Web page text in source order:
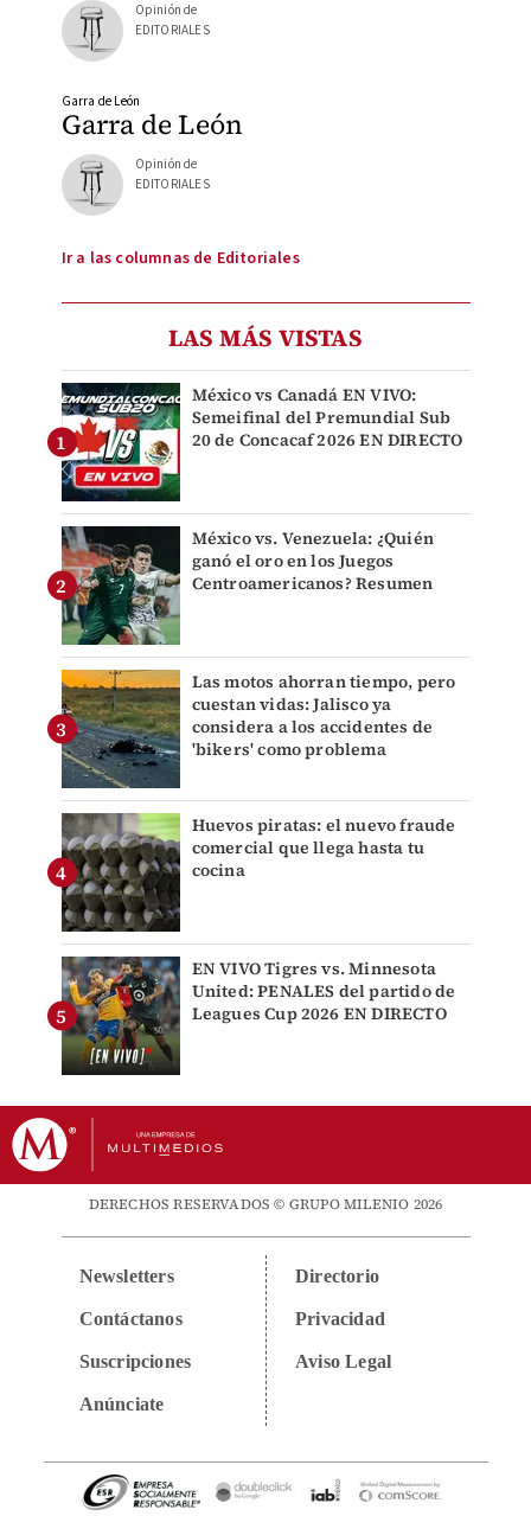
Opinión de
EDITORIALES
Garra de León
Garra de León
Opinión de
EDITORIALES
Ir a las columnas de Editoriales
LAS MÁS VISTAS
México vs Canadá EN VIVO:
Semeifinal del Premundial Sub
20 de Concacaf 2026 EN DIRECTO
México vs. Venezuela: ¿Quién
ganó el oro en los Juegos
Centroamericanos? Resumen
Las motos ahorran tiempo, pero
cuestan vidas: Jalisco ya
considera a los accidentes de
'bikers' como problema
Huevos piratas: el nuevo fraude
comercial que llega hasta tu
cocina
EN VIVO Tigres vs. Minnesota
United: PENALES del partido de
Leagues Cup 2026 EN DIRECTO
DERECHOS RESERVADOS © GRUPO MILENIO 2026
Newsletters
Contáctanos
Suscripciones
Anúnciate
Directorio
Privacidad
Aviso Legal